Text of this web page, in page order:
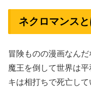
ネクロマンスと
冒険ものの漫画なん
魔王を倒して世界は
キは相打ちで死亡して